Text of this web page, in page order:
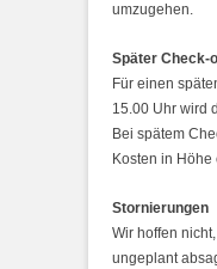
umzugehen.
Später Check-
Für einen
15.00 Uhr wird
Bei spätem
Kosten in
Stornierungen
Wir hoffen
ungeplant